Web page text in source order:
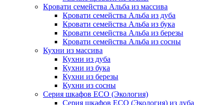
Кровати семейства Альба из массива
Кровати семейства Альба из дуба
Кровати семейства Альба из бука
Кровати семейства Альба из березы
Кровати семейства Альба из сосны
Кухни из массива
Кухни из дуба
Кухни из бука
Кухни из березы
Кухни из сосны
Серия шкафов ECO (Экология)
Серия шкафов ECO (Экология) из дуба